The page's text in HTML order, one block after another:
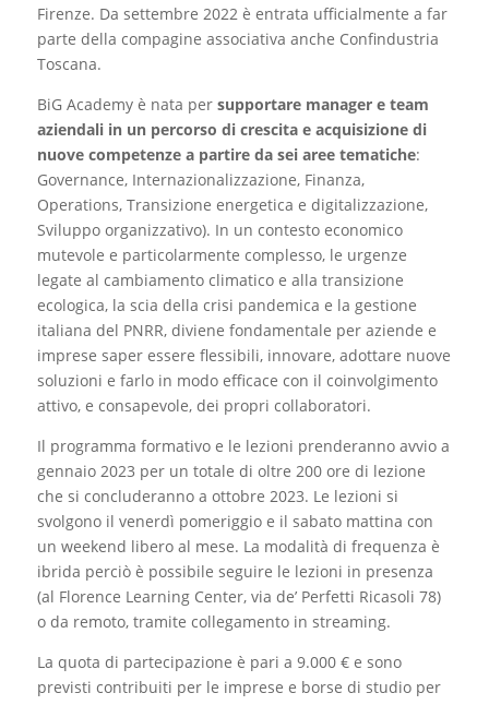
Firenze. Da settembre 2022 è entrata ufficialmente a far
parte della compagine associativa anche Confindustria
Toscana.
BiG Academy è nata per supportare manager e team
aziendali in un percorso di crescita e acquisizione di
nuove competenze a partire da sei aree tematiche:
Governance, Internazionalizzazione, Finanza,
Operations, Transizione energetica e digitalizzazione,
Sviluppo organizzativo). In un contesto economico
mutevole e particolarmente complesso, le urgenze
legate al cambiamento climatico e alla transizione
ecologica, la scia della crisi pandemica e la gestione
italiana del PNRR, diviene fondamentale per aziende e
imprese saper essere flessibili, innovare, adottare nuove
soluzioni e farlo in modo efficace con il coinvolgimento
attivo, e consapevole, dei propri collaboratori.
Il programma formativo e le lezioni prenderanno avvio a
gennaio 2023 per un totale di oltre 200 ore di lezione
che si concluderanno a ottobre 2023. Le lezioni si
svolgono il venerdì pomeriggio e il sabato mattina con
un weekend libero al mese. La modalità di frequenza è
ibrida perciò è possibile seguire le lezioni in presenza
(al Florence Learning Center, via de’ Perfetti Ricasoli 78)
o da remoto, tramite collegamento in streaming.
La quota di partecipazione è pari a 9.000 € e sono
previsti contribuiti per le imprese e borse di studio per